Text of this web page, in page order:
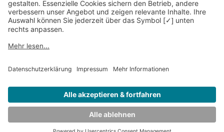
Datenschutz
Newsletter
Entwickelt durchJOBIQO